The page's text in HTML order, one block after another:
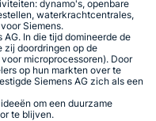
dynamo's, openbare
waterkrachtcentrales,
Siemens.
In die tijd domineerde de
zij doordringen op de
microprocessoren). Door
op hun markten over te
Siemens AG zich als een
om een duurzame
te blijven.